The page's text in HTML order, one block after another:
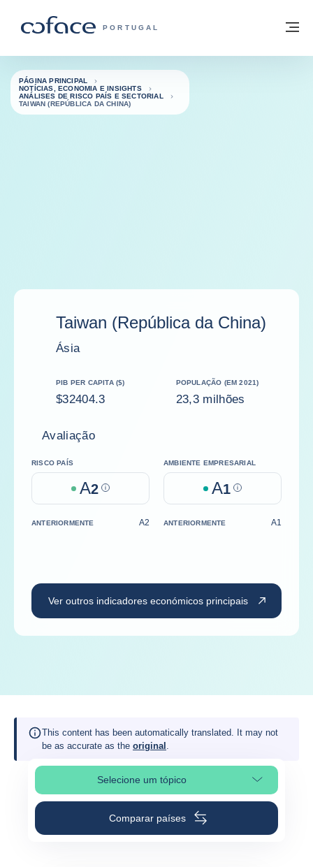
COFACE FOR TRADE - HOMEPAGE DO
PORTUGAL
Voltar à página principal
PÁGINA PRINCIPAL
NOTÍCIAS, ECONOMIA E INSIGHTS
ANÁLISES DE RISCO PAÍS E SECTORIAL
TAIWAN (REPÚBLICA DA CHINA)
Taiwan (República da China)
Ásia
PIB PER CAPITA ($)
$32404.3
POPULAÇÃO (EM 2021)
23,3 milhões
Avaliação
RISCO PAÍS
A2 Help
AMBIENTE EMPRESARIAL
A1 Help
ANTERIORMENTE A2 ANTERIORMENTE A1
Ver outros indicadores económicos principais
This content has been automatically translated. It may not
be as accurate as the original .
Selecione um tópicoSelecionar a secção da página
Comparar países